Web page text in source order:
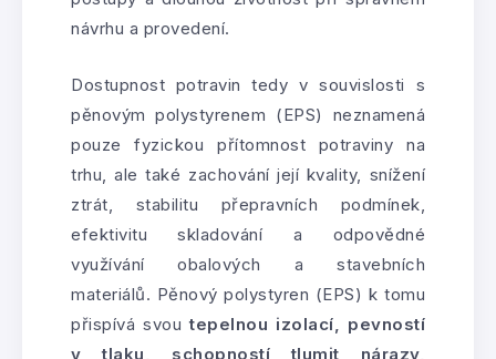
návrhu a provedení.
Dostupnost potravin tedy v souvislosti s
pěnovým polystyrenem (EPS) neznamená
pouze fyzickou přítomnost potraviny na
trhu, ale také zachování její kvality, snížení
ztrát, stabilitu přepravních podmínek,
efektivitu skladování a odpovědné
využívání obalových a stavebních
materiálů. Pěnový polystyren (EPS) k tomu
přispívá svoutepelnou izolací, pevností
v tlaku, schopností tlumit nárazy,